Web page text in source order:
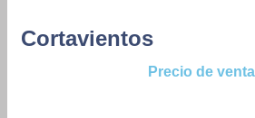
Cortavientos
Precio de